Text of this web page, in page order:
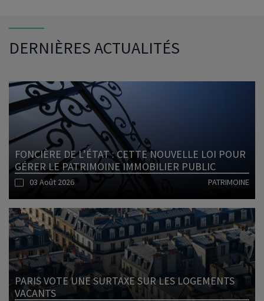
DERNIÈRES ACTUALITÉS
FONCIÈRE DE L’ÉTAT : CETTE NOUVELLE LOI POUR
GÉRER LE PATRIMOINE IMMOBILIER PUBLIC
03 Août 2026 PATRIMOINE
Lire l'article
PARIS VOTE UNE SURTAXE SUR LES LOGEMENTS
VACANTS